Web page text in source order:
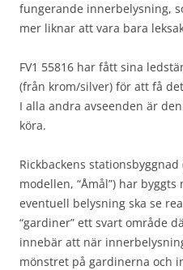
fungerande innerbelysning,
mer liknar att vara bara
FV1 55816 har fått sina
(från krom/silver) för att få
I alla andra avseenden är
köra.
Rickbackens
modellen, “Åmål”) har
eventuell belysning ska se
“gardiner” ett svart område
innebär att när
mönstret på gardinerna och